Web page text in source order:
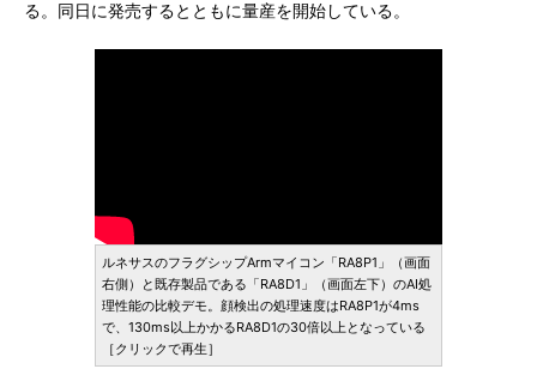
る。同日に発売するとともに量産を開始している。
ルネサスのフラグシップArmマイコン「RA8P1」（画面
右側）と既存製品である「RA8D1」（画面左下）のAI処
理性能の比較デモ。顔検出の処理速度はRA8P1が4ms
で、130ms以上かかるRA8D1の30倍以上となっている
［クリックで再生］